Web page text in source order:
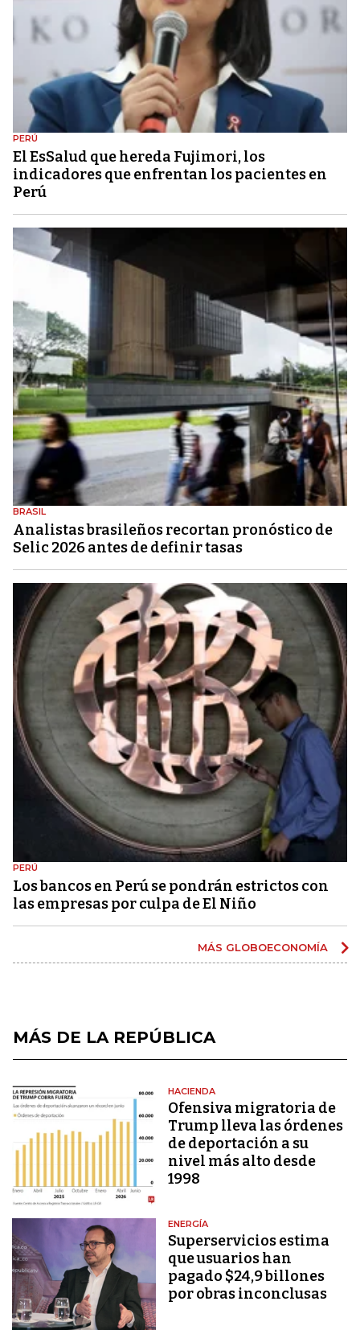
PERÚ
El EsSalud que hereda Fujimori, los
indicadores que enfrentan los pacientes en
Perú
BRASIL
Analistas brasileños recortan pronóstico de
Selic 2026 antes de definir tasas
PERÚ
Los bancos en Perú se pondrán estrictos con
las empresas por culpa de El Niño
MÁS GLOBOECONOMÍA
MÁS DE LA REPÚBLICA
HACIENDA
Ofensiva migratoria de
Trump lleva las órdenes
de deportación a su
nivel más alto desde
1998
ENERGÍA
Superservicios estima
que usuarios han
pagado $24,9 billones
por obras inconclusas